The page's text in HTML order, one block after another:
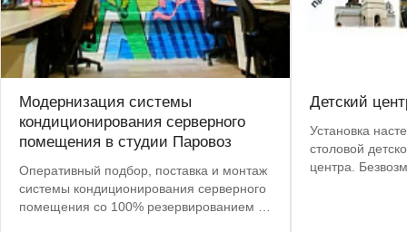
Модернизация системы
кондиционирования серверного
помещения в студии Паровоз
Оперативный подбор, поставка и монтаж
системы кондиционирования серверного
помещения со 100% резервированием в
Детский
Установка
столовой
центра.